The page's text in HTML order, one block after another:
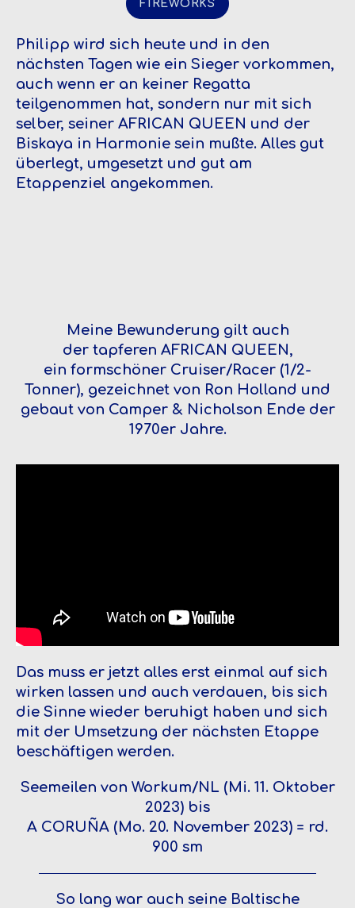
FIREWORKS
Philipp wird sich heute und in den
nächsten Tagen wie ein Sieger vorkommen,
auch wenn er an keiner Regatta
teilgenommen hat, sondern nur mit sich
selber, seiner AFRICAN QUEEN und der
Biskaya in Harmonie sein mußte. Alles gut
überlegt, umgesetzt und gut am
Etappenziel angekommen.
Meine Bewunderung gilt auch
der tapferen AFRICAN QUEEN,
ein formschöner Cruiser/Racer (1/2-
Tonner), gezeichnet von Ron Holland und
gebaut von Camper & Nicholson Ende der
1970er Jahre.
Das muss er jetzt alles erst einmal auf sich
wirken lassen und auch verdauen, bis sich
die Sinne wieder beruhigt haben und sich
mit der Umsetzung der nächsten Etappe
beschäftigen werden.
Seemeilen von Workum/NL (Mi. 11. Oktober
2023) bis
A CORUÑA (Mo. 20. November 2023) = rd.
900 sm
So lang war auch seine Baltische